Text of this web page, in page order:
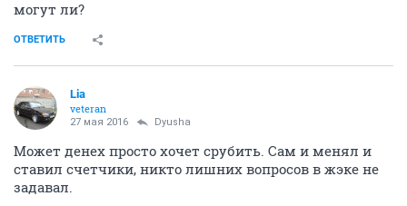
могут ли?
ОТВЕТИТЬ
Lia
veteran
27 мая 2016 Dyusha
Может денех просто хочет срубить. Сам и менял и
ставил счетчики, никто лишних вопросов в жэке не
задавал.